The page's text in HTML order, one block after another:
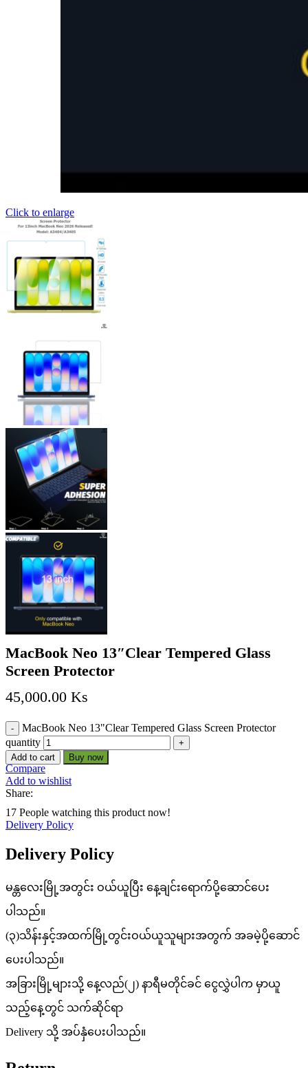
Click to enlarge
MacBook Neo 13″Clear Tempered Glass
Screen Protector
45,000.00 Ks
MacBook Neo 13"Clear Tempered Glass Screen Protector
quantity
Add to cart Buy now
Compare
Add to wishlist
Share:
17 People watching this product now!
Delivery Policy
Delivery Policy
မန္တလေးမြို့အတွင်း ဝယ်ယူပြီး နေ့ချင်းရောက်ပို့ဆောင်ပေး
ပါသည်။
(၃)သိန်းနှင့်အထက်မြို့တွင်းဝယ်ယူသူများအတွက် အခမဲ့ပို့ဆောင်
ပေးပါသည်။
အခြားမြို့များသို့ နေ့လည်(၂) နာရီမတိုင်ခင် ငွေလွှဲပါက မှာယူ
သည့်နေ့တွင် သက်ဆိုင်ရာ
Delivery သို့ အပ်နှံပေးပါသည်။